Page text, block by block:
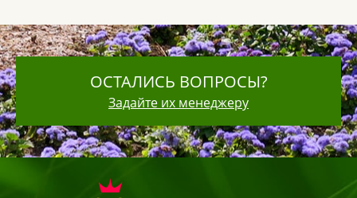
ОСТАЛИСЬ ВОПРОСЫ?
Задайте их менеджеру